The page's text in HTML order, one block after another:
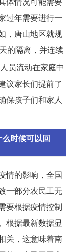
过年需要进行一
，唐山地区就规
的隔离，并连续
员流动在家庭中
议家长们提前了
保孩子们和家人
时候可以回
情的影响，全国
一部分农民工无
要根据疫情控制
根据最新数据显
关，这意味着南